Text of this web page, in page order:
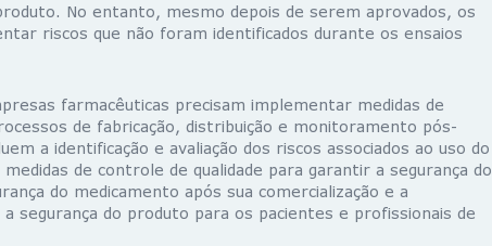
No entanto, mesmo depois de serem aprovados, os
riscos que não foram identificados durante os ensaios
farmacêuticas precisam implementar medidas de
de fabricação, distribuição e monitoramento pós-
a identificação e avaliação dos riscos associados ao uso do
de controle de qualidade para garantir a segurança do
do medicamento após sua comercialização e a
segurança do produto para os pacientes e profissionais de